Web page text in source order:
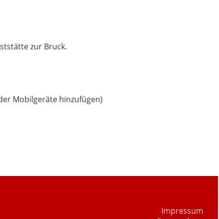
zur Bruck.
Mobilgeräte hinzufügen)
Impressum